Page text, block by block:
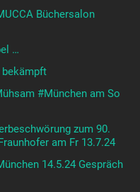
Büchersalon
…
bekämpft
#München am So
zum 90.
am Fr 13.7.24
14.5.24 Gespräch